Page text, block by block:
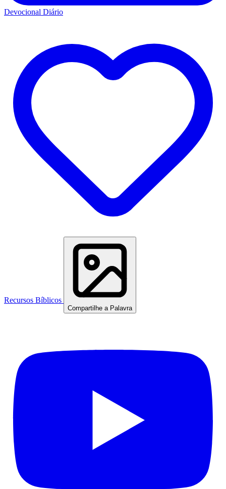
Devocional Diário
Recursos Bíblicos
Compartilhe a Palavra